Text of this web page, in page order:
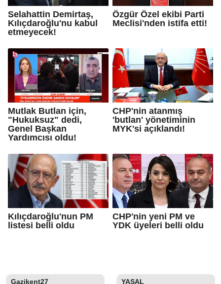
Selahattin Demirtaş,
Kılıçdaroğlu'nu kabul
etmeyecek!
Özgür Özel ekibi Parti
Meclisi'nden istifa etti!
Mutlak Butlan için,
"Hukuksuz" dedi,
Genel Başkan
Yardımcısı oldu!
CHP'nin atanmış
'butlan' yönetiminin
MYK'si açıklandı!
Kılıçdaroğlu'nun PM
listesi belli oldu
CHP'nin yeni PM ve
YDK üyeleri belli oldu
Gazikent27 YASAL